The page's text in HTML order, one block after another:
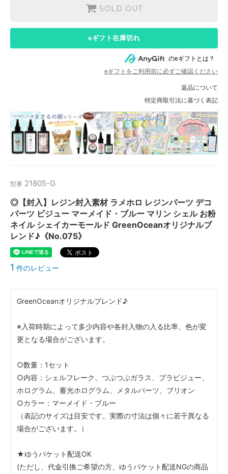
SOLD OUT
eギフト在庫切れ
のeギフトとは？
eギフトをご利用前に必ずご確認ください
返品について
特定商取引法に基づく表記
型番 21805-G
◎【封入】レジン封入素材 ラメホロ レジンパーツ デコ
パーツ ビジュー マーメイド・ブルー マリン シェル お粉
ネイル シェイカーモールド GreenOceanオリジナルブ
レンド♪《No.075》
1 件のレビュー
GreenOceanオリジナルブレンド♪
※入荷時期によって多少内容や各封入物の入る比率、色が変
更となる場合がございます。
○数量：1セット
○内容：シェルフレーク、つぶつぶガラス、プラビジュー、
ホログラム、蓄光ホログラム、メタルパーツ、ブリオン
○カラー：マーメイド・ブルー
（表記のサイズは目安です。実際の寸法は個々に若干異なる
場合がございます。）
★ゆうパケット配送OK
(ただし、代金引換ご希望の方、ゆうパケット配送NGの商品